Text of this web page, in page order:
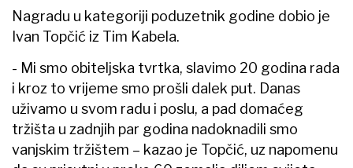
Nagradu u kategoriji poduzetnik godine dobio je
Ivan Topčić iz Tim Kabela.
- Mi smo obiteljska tvrtka, slavimo 20 godina rada
i kroz to vrijeme smo prošli dalek put. Danas
uživamo u svom radu i poslu, a pad domaćeg
tržišta u zadnjih par godina nadoknadili smo
vanjskim tržištem – kazao je Topčić, uz napomenu